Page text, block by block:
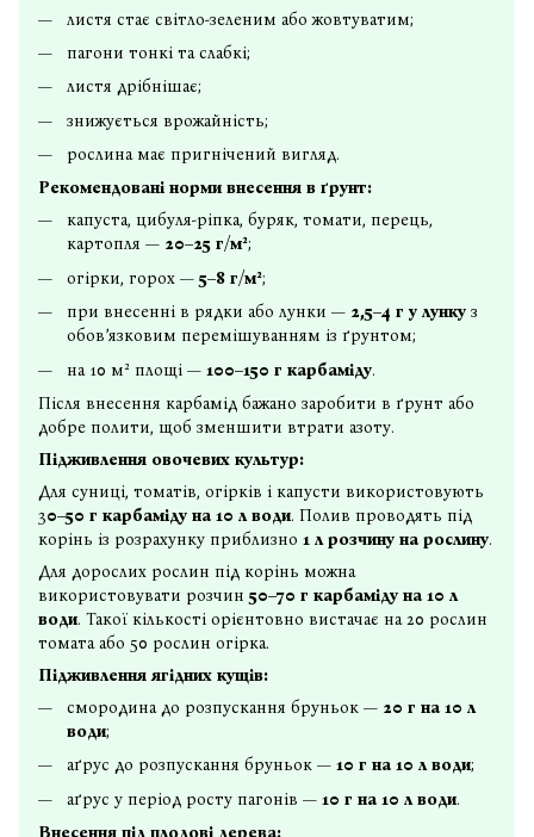
листя стає світло-зеленим або жовтуватим;
пагони тонкі та слабкі;
листя дрібнішає;
знижується врожайність;
рослина має пригнічений вигляд.
Рекомендовані норми внесення в ґрунт:
капуста, цибуля-ріпка, буряк, томати, перець,
картопля — 20–25 г/м²;
огірки, горох — 5–8 г/м²;
при внесенні в рядки або лунки — 2,5–4 г у лунку з
обов’язковим перемішуванням із ґрунтом;
на 10 м² площі — 100–150 г карбаміду.
Після внесення карбамід бажано заробити в ґрунт або
добре полити, щоб зменшити втрати азоту.
Підживлення овочевих культур:
Для суниці, томатів, огірків і капусти використовують
30–50 г карбаміду на 10 л води. Полив проводять під
корінь із розрахунку приблизно 1 л розчину на рослину.
Для дорослих рослин під корінь можна
використовувати розчин 50–70 г карбаміду на 10 л
води. Такої кількості орієнтовно вистачає на 20 рослин
томата або 50 рослин огірка.
Підживлення ягідних кущів:
смородина до розпускання бруньок — 20 г на 10 л
води;
аґрус до розпускання бруньок — 10 г на 10 л води;
аґрус у період росту пагонів — 10 г на 10 л води.